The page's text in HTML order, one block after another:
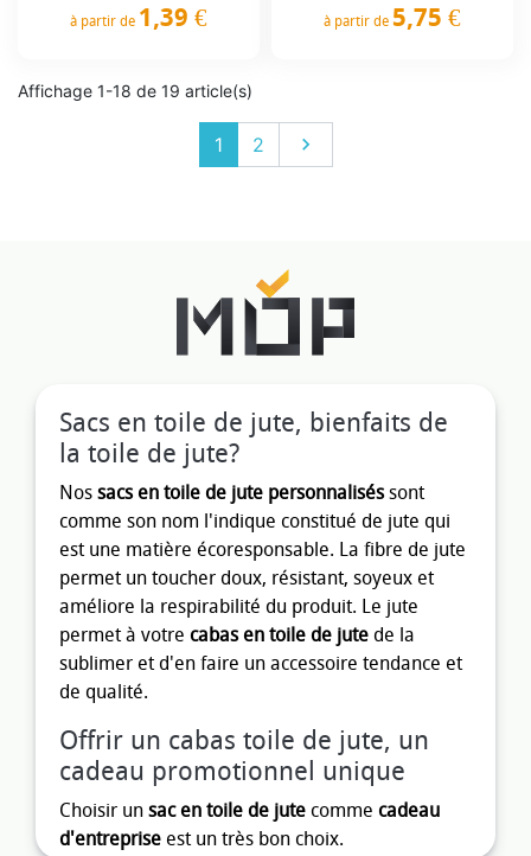
Sacs en toile de jute, bienfaits de
la toile de jute?
Nos sacs en toile de jute personnaliséssont
comme son nom l'indique constitué de jute qui
est une matière écoresponsable. La fibre de jute
permet un toucher doux, résistant, soyeux et
améliore la respirabilité du produit. Le jute
permet à votre cabas en toile de jute de la
sublimer et d'en faire un accessoire tendance et
de qualité.
Offrir un cabas toile de jute, un
cadeau promotionnel unique
Choisir un sac en toile de jute comme cadeau
d'entreprise est un très bon choix.
à partir de 1,39 € à partir de 5,75 €
Affichage 1-18 de 19 article(s)
1 2 Suivant
